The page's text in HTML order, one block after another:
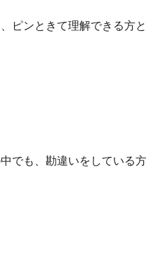
ピンときて理解できる方と
でも、勘違いをしている